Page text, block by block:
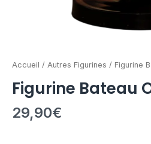
Accueil / Autres Figurines / Figurine
Figurine Bateau
29,90€